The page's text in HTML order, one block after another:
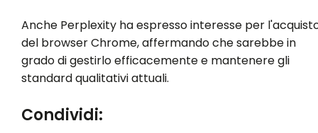
Anche Perplexity ha espresso interesse per
del browser Chrome, affermando che sarebbe in
grado di gestirlo efficacemente e mantenere gli
standard qualitativi attuali.
Condividi: